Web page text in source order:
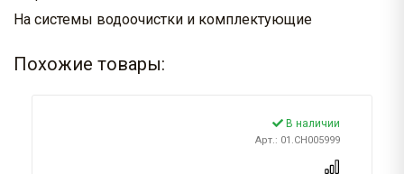
На системы водоочистки и комплектующие
Похожие товары:
В наличии
Арт.: 01.CH005999